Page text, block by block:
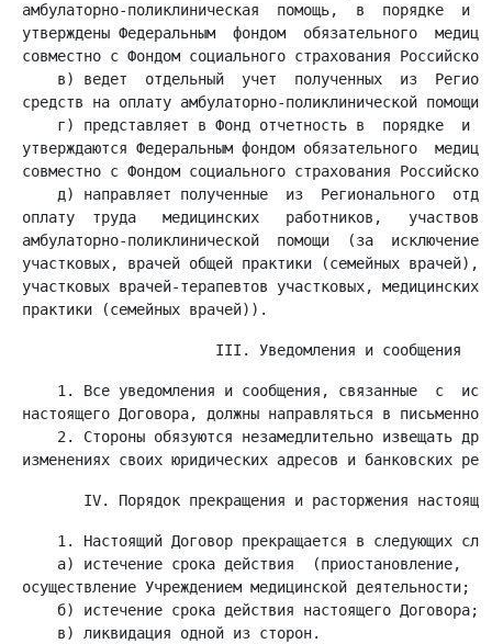
амбулаторно-поликлиническая  помощь,  в  порядке  и
утверждены Федеральным  фондом  обязательного
совместно с Фондом социального страхования
в) ведет  отдельный  учет  полученных  из
средств на оплату амбулаторно-поликлинической помощи;
г) представляет в Фонд отчетность в  порядке  и
утверждаются Федеральным фондом обязательного
совместно с Фондом социального страхования
д) направляет полученные  из  Регионального
оплату  труда   медицинских   работников,
амбулаторно-поликлинической  помощи  (за
участковых, врачей общей практики (семейных врачей),
участковых врачей-терапевтов участковых, медицинских
1. Все уведомления и сообщения, связанные  с
настоящего Договора, должны направляться в
2. Стороны обязуются незамедлительно извещать
1. Настоящий Договор прекращается в следующих
а) истечение срока действия  (приостановление,
осуществление Учреждением медицинской деятельности;
     б) истечение срока действия настоящего Договора;
     в) ликвидация одной из сторон.